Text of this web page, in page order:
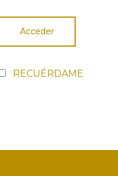
Acceder
RECUÉRDAME